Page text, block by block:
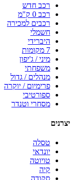
רכב חדש
רכב 0 ק"מ
רכבים למכירה
חשמלי
היברידי
7 מקומות
מיני / ג'יפון
משפחתי
מנהלים / גדול
פרימיום / יוקרה
ספורטיבי
מסחרי וטנדר
יצרנים
טסלה
יונדאי
טויוטה
קיה